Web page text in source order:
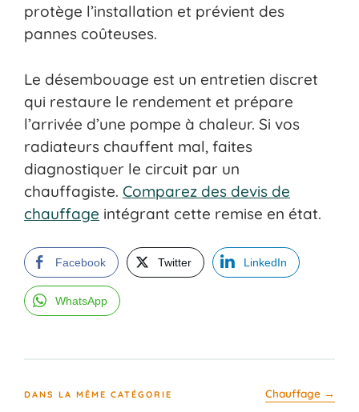
protège l’installation et prévient des
pannes coûteuses.
Le désembouage est un entretien discret
qui restaure le rendement et prépare
l’arrivée d’une pompe à chaleur. Si vos
radiateurs chauffent mal, faites
diagnostiquer le circuit par un
chauffagiste. Comparez des devis de
chauffage intégrant cette remise en état.
Facebook Twitter LinkedIn
WhatsApp
DANS LA MÊME CATÉGORIE Chauffage →